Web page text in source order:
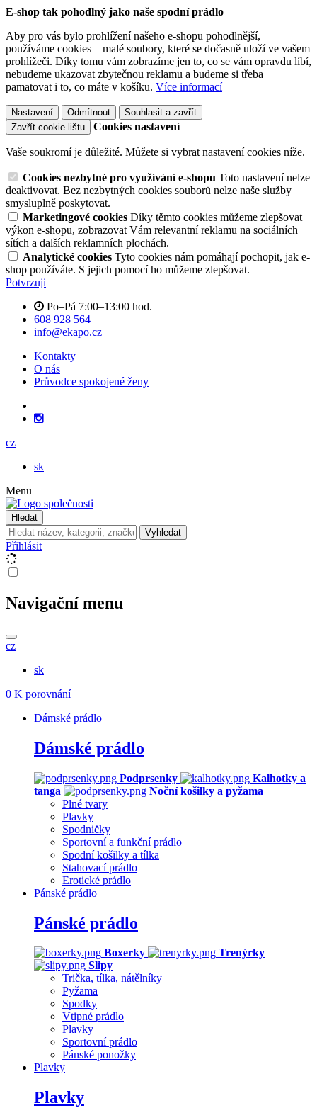
E-shop tak pohodlný jako naše spodní prádlo
Aby pro vás bylo prohlížení našeho e-shopu pohodlnější,
používáme cookies – malé soubory, které se dočasně uloží ve vašem
prohlížeči. Díky tomu vám zobrazíme jen to, co se vám opravdu líbí,
nebudeme ukazovat zbytečnou reklamu a budeme si třeba
pamatovat i to, co máte v košíku. Více informací
Nastavení Odmítnout
Souhlasit a zavřít
Zavřít cookie lištu
Cookies nastavení
Vaše soukromí je důležité. Můžete si vybrat nastavení cookies níže.
Cookies nezbytné pro využívání e-shopu Toto nastavení nelze
deaktivovat. Bez nezbytných cookies souborů nelze naše služby
smysluplně poskytovat.
Marketingové cookies Díky těmto cookies můžeme zlepšovat
výkon e-shopu, zobrazovat Vám relevantní reklamu na sociálních
sítích a dalších reklamních plochách.
Analytické cookies Tyto cookies nám pomáhají pochopit, jak e-
shop používáte. S jejich pomocí ho můžeme zlepšovat.
Potvrzuji
Po–Pá 7:00–13:00 hod.
608 928 564
info@ekapo.cz
Kontakty
O nás
Průvodce spokojené ženy
cz
sk
Menu
Hledat
Vyhledat
Přihlásit
Navigační menu
cz
sk
0 K porovnání
Dámské prádlo
Dámské prádlo
Podprsenky
Kalhotky a
tanga
Noční košilky a pyžama
Plné tvary
Plavky
Spodničky
Sportovní a funkční prádlo
Spodní košilky a tílka
Stahovací prádlo
Erotické prádlo
Pánské prádlo
Pánské prádlo
Boxerky
Trenýrky
Slipy
Trička, tílka, nátělníky
Pyžama
Spodky
Vtipné prádlo
Plavky
Sportovní prádlo
Pánské ponožky
Plavky
Plavky